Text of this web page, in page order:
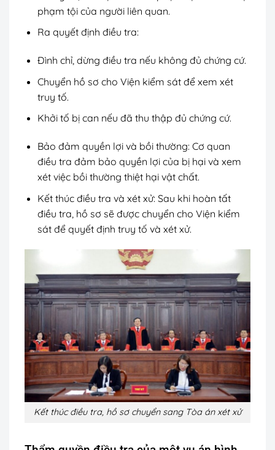
phạm tội của người liên quan.
Ra quyết định điều tra:
Đình chỉ, dừng điều tra nếu không đủ chứng cứ.
Chuyển hồ sơ cho Viện kiểm sát để xem xét
truy tố.
Khởi tố bị can nếu đã thu thập đủ chứng cứ.
Bảo đảm quyền lợi và bồi thường: Cơ quan
điều tra đảm bảo quyền lợi của bị hại và xem
xét việc bồi thường thiệt hại vật chất.
Kết thúc điều tra và xét xử: Sau khi hoàn tất
điều tra, hồ sơ sẽ được chuyển cho Viện kiểm
sát để quyết định truy tố và xét xử.
Kết thúc điều tra, hồ sơ chuyển sang Tòa án xét xử